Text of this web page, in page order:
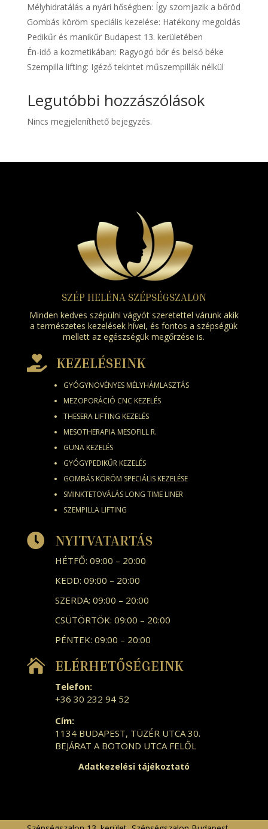
Mélyhidratálás a nyári hőségben: Így szomjazik a bőröd
Gombás köröm speciális kezelése: Hatékony megoldás
Pedikűr és manikűr Budapest 13. kerületében
Én-idő a kozmetikában: Ragyogó bőr és belső béke
Szempilla lifting: Igéző tekintet műszempillák nélkül
Legutóbbi hozzászólások
Nincs megjeleníthető bejegyzés.
SZÉP HELÉNA SZÉPSÉGSZALON
Minden kedves szépülni vágyót szeretettel várunk akik
a természetes kezelések hívei, és fontos a szépségük
mellett az egészségük megőrzése is.
 KEZELÉSEINK
GYÓGYNÖVÉNYES MÉLYHÁMLASZTÁS
MEZOPORÁCIÓ CNC KEZELÉS
THESERA LIFTING KEZELÉS
MESOTHERAPIA MESOFILL R.
GUNA KEZELÉS
GYÓGYPEDIKŰR KEZELÉS
GOMBÁS KÖRÖM SPECIÁLIS KEZELÉSE
SMINKTETOVÁLÁS LONG TIME LINER
SZEMPILLA LIFTING
 NYITVATARTÁS
HÉTFŐ: 09:00 – 20:00
KEDD: 09:00 – 20:00
SZERDA: 09:00 – 20:00
CSÜTÖRTÖK: 09:00 – 20:00
PÉNTEK: 09:00 – 20:00
 ELÉRHETŐSÉGEINK
Telefon:
+36 30 232 94 52
Cím:
1134 BUDAPEST, TÜZÉR UTCA 30.
BEJÁRAT A BOTOND UTCA FELŐL
Adatkezelési tájékoztató